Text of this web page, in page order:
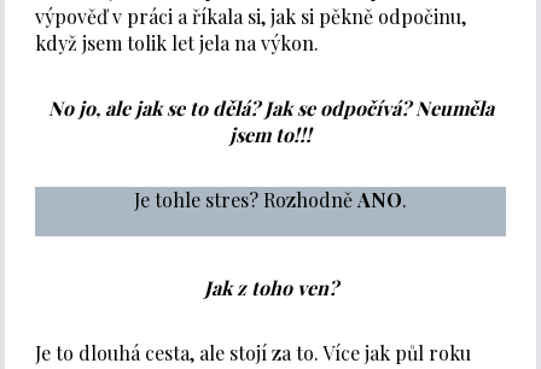
výpověď v práci a říkala si, jak si pěkně odpočinu,
když jsem tolik let jela na výkon.
No jo, ale jak se to dělá? Jak se odpočívá? Neuměla
jsem to!!!
Je tohle stres? RozhodněANO.
Jak z toho ven?
Je to dlouhá cesta, ale stojí za to. Více jak půl roku